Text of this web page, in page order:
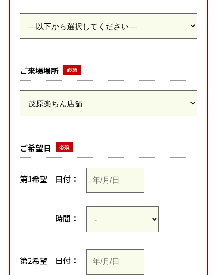
ご来場場所
ご希望日
第1希望 日付：
時間：
第2希望 日付：